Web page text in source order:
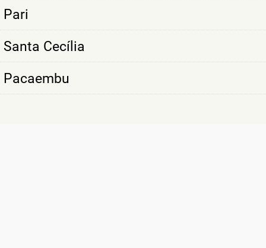
Pari
Santa Cecília
Pacaembu